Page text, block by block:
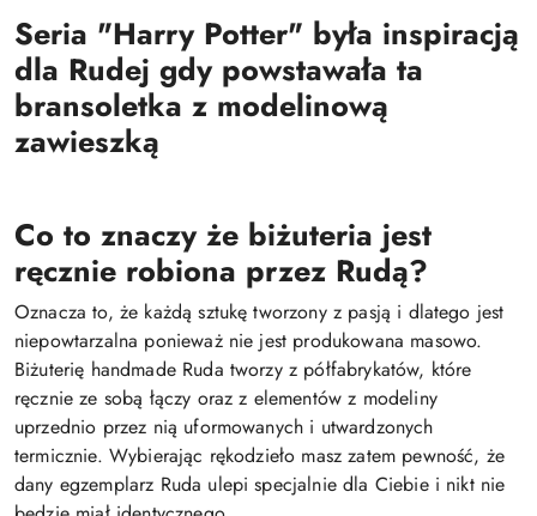
Seria "Harry Potter" była inspiracją
dla Rudej gdy powstawała ta
bransoletka z modelinową
zawieszką
Co to znaczy że biżuteria jest
ręcznie robiona przez Rudą?
Oznacza to, że każdą sztukę tworzony z pasją i dlatego jest
niepowtarzalna ponieważ nie jest produkowana masowo.
Biżuterię handmade Ruda tworzy z półfabrykatów, które
ręcznie ze sobą łączy oraz z elementów z modeliny
uprzednio przez nią uformowanych i utwardzonych
termicznie. Wybierając rękodzieło masz zatem pewność, że
dany egzemplarz Ruda ulepi specjalnie dla Ciebie i nikt nie